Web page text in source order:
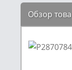
Обзор